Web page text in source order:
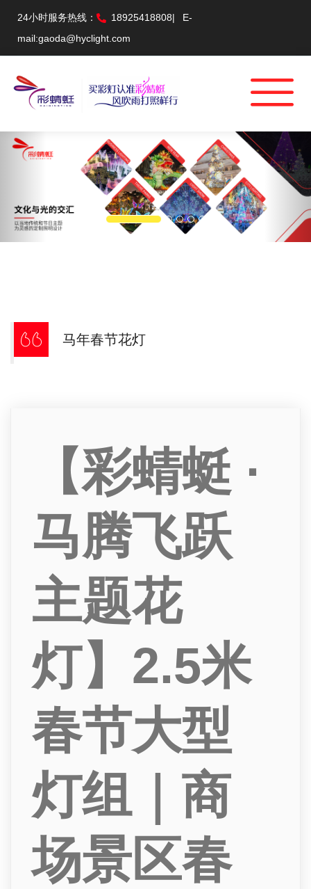
24小时服务热线： 18925418808|
E-
mail:gaoda@hyclight.com
...
Previous
马年春节花灯
【彩蜻蜓 ·
马腾飞跃
主题花
灯】2.5米
春节大型
灯组｜商
场景区春